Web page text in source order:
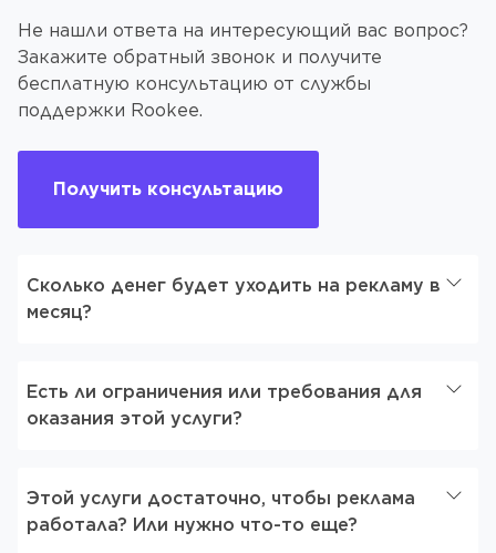
Не нашли ответа на интересующий вас вопрос?
Закажите обратный звонок и получите
бесплатную консультацию от службы
поддержки Rookee.
Получить консультацию
Сколько денег будет уходить на рекламу в
месяц?
Есть ли ограничения или требования для
оказания этой услуги?
Этой услуги достаточно, чтобы реклама
работала? Или нужно что-то еще?